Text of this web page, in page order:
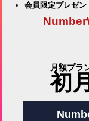
会員限定プレゼ
月額プラ
初月